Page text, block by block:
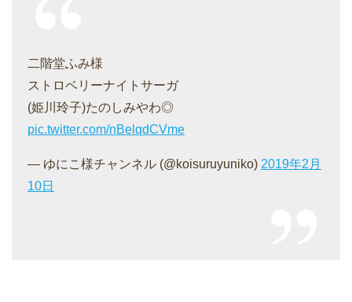
二階堂ふみ様
ストロベリーナイトサーガ
(姫川玲子)たのしみやわ◎
pic.twitter.com/nBelqdCVme
— ゆにこ様チャンネル (@koisuruyuniko) 2019年2月
10日